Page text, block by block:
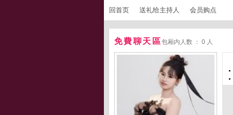
回首页 送礼给主持人 会员购点
免費聊天區包厢内人数 ： 0 人